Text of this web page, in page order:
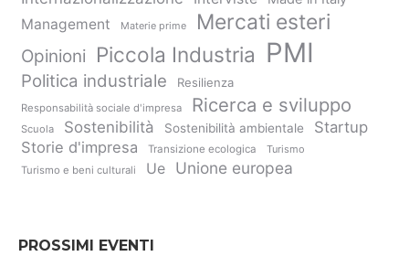
Management Materie prime Mercati esteri
Opinioni Piccola Industria PMI
Politica industriale Resilienza
Responsabilità sociale d'impresa Ricerca e sviluppo
Scuola Sostenibilità Sostenibilità ambientale
Startup
Storie d'impresa
Transizione ecologica
Turismo
Turismo e beni culturali
Ue Unione europea
PROSSIMI EVENTI